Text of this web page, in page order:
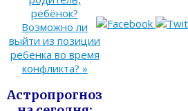
ребёнок?
Возможно ли
выйти из позиции
ребёнка во время
конфликта? »
Астропрогноз